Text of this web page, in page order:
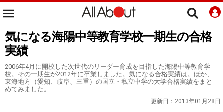
気になる海陽中等教育学校一期生の合格
実績
2006年4月に開校した次世代のリーダー育成を目指した海陽中等教育学
校。その一期生が2012年に卒業しました。気になる合格実績は。ほか、
東海地方（愛知、岐阜、三重）の国立・私立中学の大学合格実績をまと
めてみました。
更新日： 2013年01月28日